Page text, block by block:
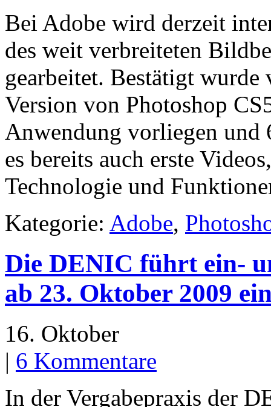
Bei Adobe wird derzeit
des weit verbreiteten
gearbeitet. Bestätigt wurde
Version von Photoshop
Anwendung vorliegen
es bereits auch erste
Technologie und
Kategorie: Adobe,
Die DENIC führt ein-
ab 23. Oktober 2009
16. Oktober
| 6 Kommentare
In der Vergabepraxis der